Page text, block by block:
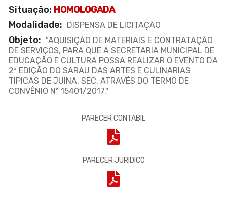
Situação: HOMOLOGADA
Modalidade: DISPENSA DE LICITAÇÃO
Objeto: "AQUISIÇÃO DE MATERIAIS E CONTRATAÇÃO
DE SERVIÇOS, PARA QUE A SECRETARIA MUNICIPAL DE
EDUCAÇÃO E CULTURA POSSA REALIZAR O EVENTO DA
2ª EDIÇÃO DO SARAU DAS ARTES E CULINARIAS
TIPICAS DE JUINA, SEC. ATRAVÉS DO TERMO DE
CONVÊNIO Nº 15401/2017."
PARECER CONTABIL
PARECER JURIDICO